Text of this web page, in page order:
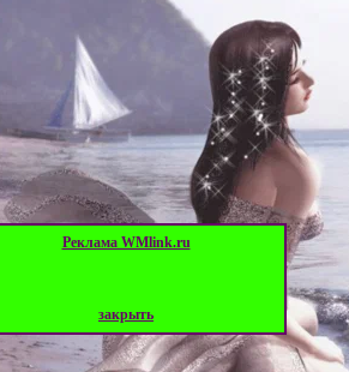
Реклама WMlink.ru
закрыть